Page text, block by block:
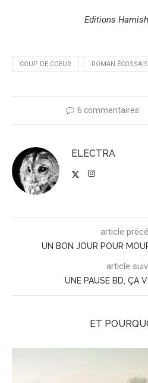
Editions
COUP DE COEUR ROMAN ÉCOSSAIS
6 commentaires
ELECTRA
article
UN BON JOUR POUR
article
UNE PAUSE BD, ÇA
ET